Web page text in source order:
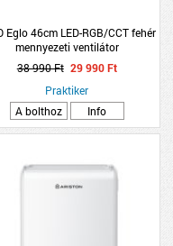
Eglo 46cm LED-RGB/CCT fehér
mennyezeti ventilátor
38 990 Ft 29 990 Ft
Praktiker
A bolthoz
Info